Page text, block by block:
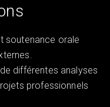
soutenance orale
différentes analyses
professionnels